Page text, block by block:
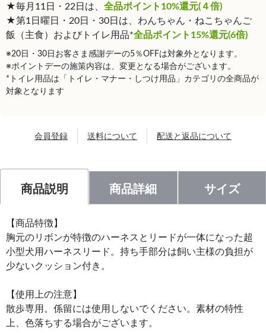
★毎月11日・22日は、 全品ポイント10%還元(４倍)
★第1日曜日・20日・30日は、わんちゃん・ねこちゃんご
飯（主食）およびトイレ用品*全品ポイント15%還元(6倍)
※20日・30日お客さま感謝デーの5％OFFは対象外となります。
※ポイントデーの施策内容は、変更となる場合がございます。
*トイレ用品は「トイレ・マナー・しつけ用品」カテゴリの全商品が
対象となります
会員登録 送料について 配送と返品について
商品説明 商品詳細 サイズ
【商品特徴】
胸元のリボンが特徴のハーネスとリードが一体になった超
小型犬用ハーネスリード。持ち手部分は飼い主様の負担が
少ないクッション付き。
【使用上の注意】
散歩専用。係留には使用しないでください。素材の特性
上、色落ちする場合がございます。